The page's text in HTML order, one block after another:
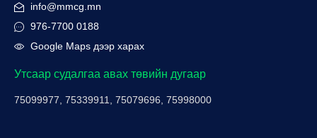
info@mmcg.mn
976-7700 0188
Google Maps дээр харах
Утсаар судалгаа авах төвийн дугаар
75099977, 75339911, 75079696, 75998000